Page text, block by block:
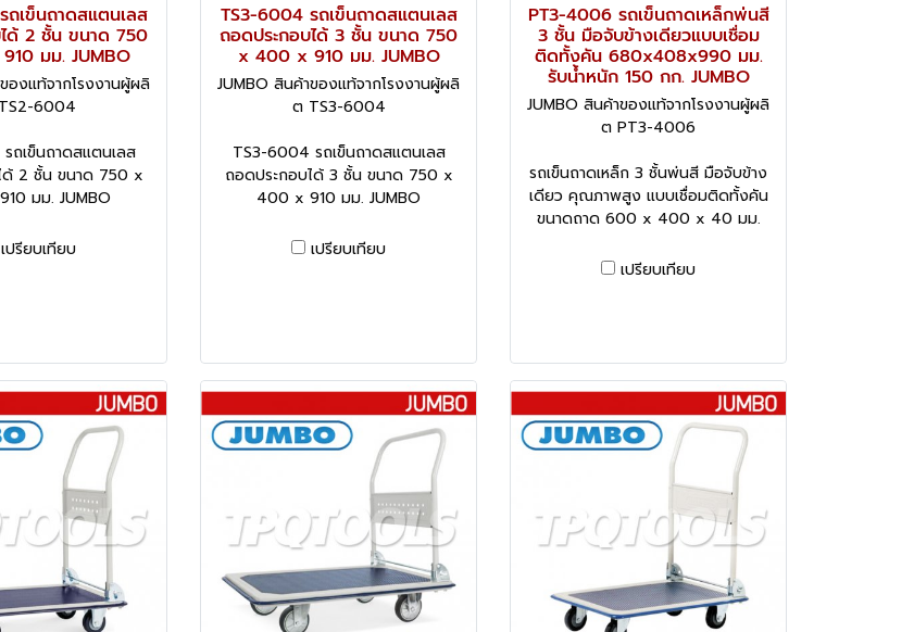
เข็นถาดสแตนเลส
ด้ 2 ชั้น ขนาด 750
มม. JUMBO
องแท้จากโรงงานผู้ผลิ
6004
ถเข็นถาดสแตนเลส
ด้ 2 ชั้น ขนาด 750 x
มม. JUMBO
เปรียบเทียบ
TS3-6004 รถเข็นถาดสแตนเลส
ถอดประกอบได้ 3 ชั้น ขนาด 750
x 400 x 910 มม. JUMBO
JUMBO สินค้าของแท้จากโรงงานผู้ผลิ
ต TS3-6004
TS3-6004 รถเข็นถาดสแตนเลส
ถอดประกอบได้ 3 ชั้น ขนาด 750 x
400 x 910 มม. JUMBO
เปรียบเทียบ
PT3-4006 รถเข็นถาดเหล็กพ่นสี
3 ชั้น มือจับข้างเดียวแบบเชื่อม
ติดทั้งคัน 680x408x990 มม.
รับน้ำหนัก 150 กก. JUMBO
JUMBO สินค้าของแท้จากโรงงานผู้ผลิ
ต PT3-4006
รถเข็นถาดเหล็ก 3 ชั้นพ่นสี มือจับข้าง
เดียว คุณภาพสูง แบบเชื่อมติดทั้งคัน
ขนาดถาด 600 x 400 x 40 มม.
เปรียบเทียบ